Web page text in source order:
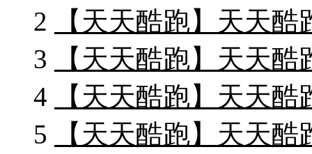
2
【天天酷跑】天天
3
【天天酷跑】天天
4
【天天酷跑】天天
5
【天天酷跑】天天